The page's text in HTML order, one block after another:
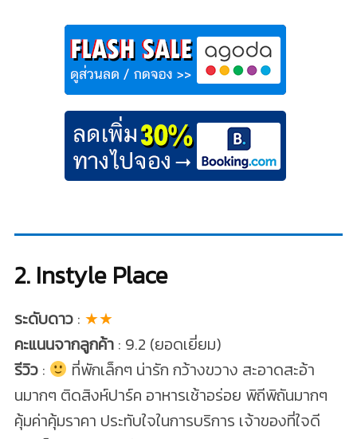
2. Instyle Place
ระดับดาว: ★★
คะแนนจากลูกค้า : 9.2 (ยอดเยี่ยม)
รีวิว:
ที่พักเล็กๆ น่ารัก กว้างขวาง สะอาดสะอ้า
นมากๆ ติดสิงห์ปาร์ค อาหารเช้าอร่อย พิถีพิถันมากๆ
คุ้มค่าคุ้มราคา ประทับใจในการบริการ เจ้าของที่ใจดี